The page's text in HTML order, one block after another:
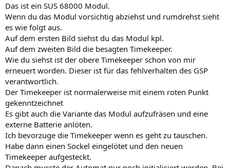
Das ist ein SUS 68000 Modul.
Wenn du das Modul vorsichtig abziehst und rumdrehst sieht
es wie folgt aus.
Auf dem ersten Bild siehst du das Modul kpl.
Auf dem zweiten Bild die besagten Timekeeper.
Wie du siehst ist der obere Timekeeper schon von mir
erneuert worden. Dieser ist für das fehlverhalten des GSP
verantwortlich.
Der Timekeeper ist normalerweise mit einem roten Punkt
gekenntzeichnet
Es gibt auch die Variante das Modul aufzufräsen und eine
externe Batterie anlöten.
Ich bevorzuge die Timekeeper wenn es geht zu tauschen.
Habe dann einen Sockel eingelötet und den neuen
Timekeeper aufgesteckt.